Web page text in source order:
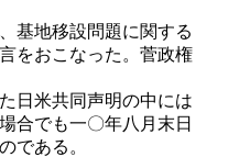
基地移設問題に関する
をおこなった。菅政権
日米共同声明の中には
合でも一〇年八月末日
である。